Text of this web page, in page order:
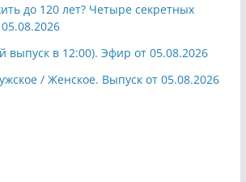
до 120 лет? Четыре секретных
выпуск в 12:00). Эфир от 05.08.2026
/ Женское. Выпуск от 05.08.2026